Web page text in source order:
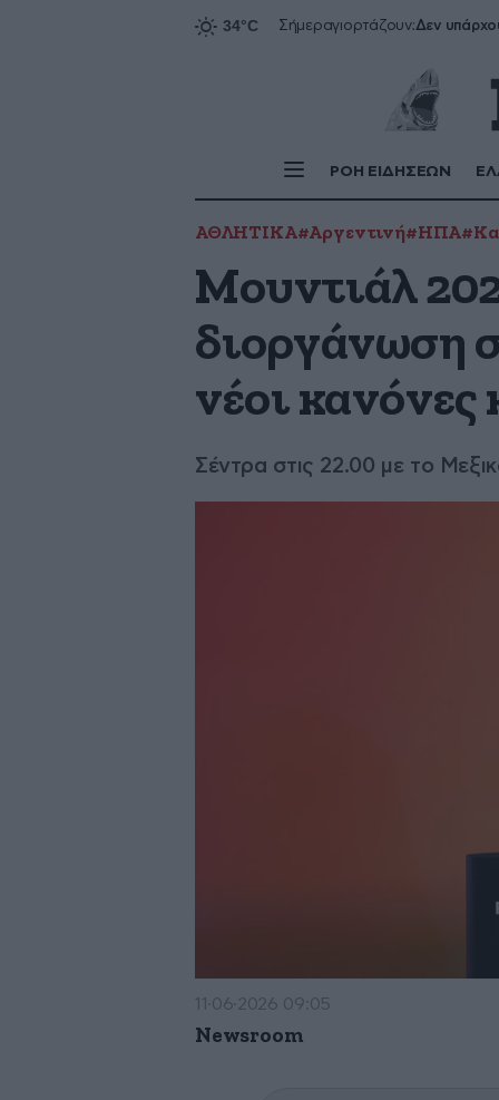
Σήμεραγιορτάζουν:Δεν
ΡΟΗ ΕΙΔΗΣΕΩΝ
ΑΘΛΗΤΙΚΑ#Αργεντινή#ΗΠΑ
Μουντιάλ
διοργάνωση
νέοι
Σέντρα στις 22.00 με το
11·06·2026 09:05
Newsroom